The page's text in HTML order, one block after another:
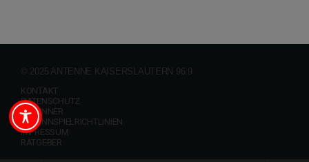
© 2025 ANTENNE KAISERSLAUTERN 96.9
KONTAKT
DATENSCHUTZ
GEWINNER
GEWINNSPIELRICHTLINIEN
IMPRESSUM
RATGEBER